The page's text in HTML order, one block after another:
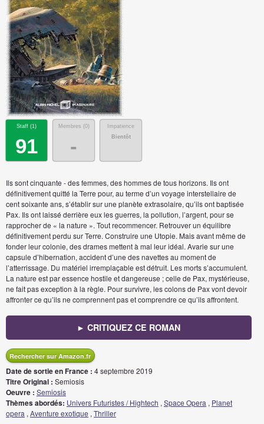
Staff (1)
91
Membres (0)
-
Impatience
Bientôt
Ils sont cinquante - des femmes, des hommes de tous horizons. Ils ont
définitivement quitté la Terre pour, au terme d’un voyage interstellaire de
cent soixante ans, s’établir sur une planète extrasolaire, qu’ils ont baptisée
Pax. Ils ont laissé derrière eux les guerres, la pollution, l’argent, pour se
rapprocher de « la nature ». Tout recommencer. Retrouver un équilibre
définitivement perdu sur Terre. Construire une Utopie. Mais avant même de
fonder leur colonie, des drames mettent à mal leur idéal. Avarie sur une
capsule d’hibernation, accident d’une des navettes au moment de
l’atterrissage. Du matériel irremplaçable est détruit. Les morts s’accumulent.
La nature est par essence hostile et dangereuse ; celle de Pax, mystérieuse,
ne fait pas exception à la règle. Pour survivre, les colons de Pax vont devoir
affronter ce qu’ils ne comprennent pas et comprendre ce qu’ils affrontent.
► CRITIQUEZ CE ROMAN
Rechercher sur Amazon.fr
Date de sortie en France : 4 septembre 2019
Titre Original : Semiosis
Oeuvre : Semiosis
Thèmes abordés: Univers Futuristes / Hightech , Space Opera , Planet
opera , Aventure exotique , Thriller